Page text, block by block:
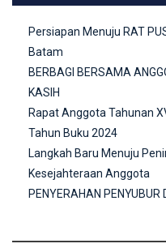
Persiapan Menuju RAT
Batam
BERBAGI BERSAMA
KASIH
Rapat Anggota Tahunan
Tahun Buku 2024
Langkah Baru Menuju
Kesejahteraan Anggota
PENYERAHAN